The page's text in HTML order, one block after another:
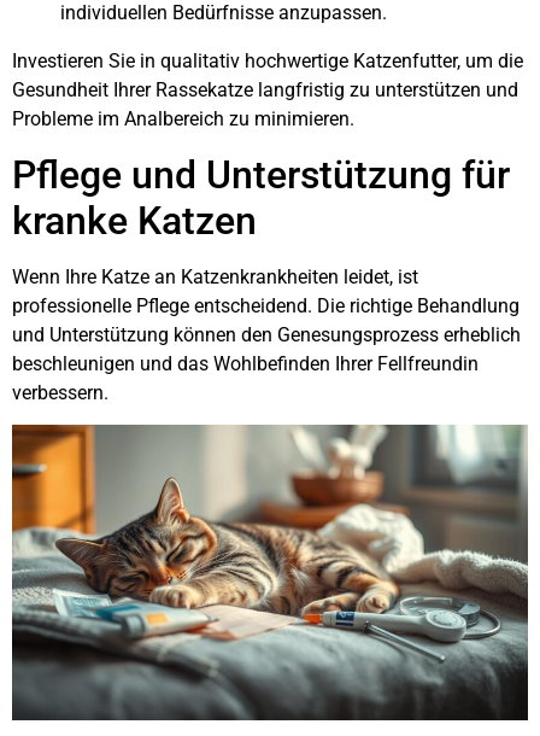
individuellen Bedürfnisse anzupassen.
Investieren Sie in qualitativ hochwertige Katzenfutter, um die
Gesundheit Ihrer Rassekatze langfristig zu unterstützen und
Probleme im Analbereich zu minimieren.
Pflege und Unterstützung für
kranke Katzen
Wenn Ihre Katze an Katzenkrankheiten leidet, ist
professionelle Pflege entscheidend. Die richtige Behandlung
und Unterstützung können den Genesungsprozess erheblich
beschleunigen und das Wohlbefinden Ihrer Fellfreundin
verbessern.